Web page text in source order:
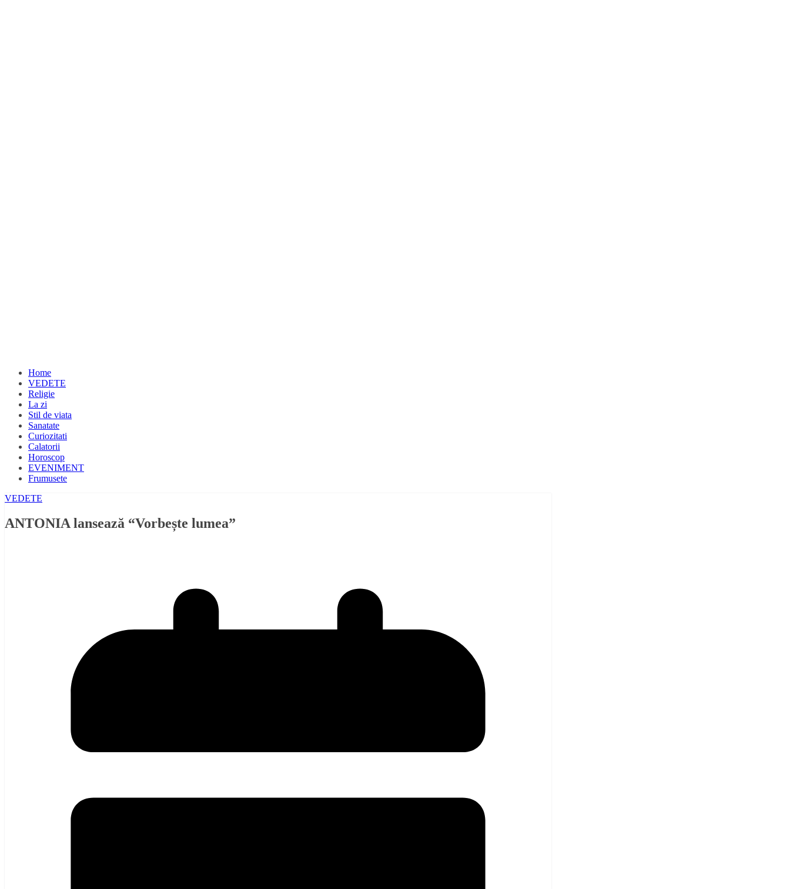
Home
VEDETE
Religie
La zi
Stil de viata
Sanatate
Curiozitati
Calatorii
Horoscop
EVENIMENT
Frumusete
VEDETE
ANTONIA lansează “Vorbește lumea”